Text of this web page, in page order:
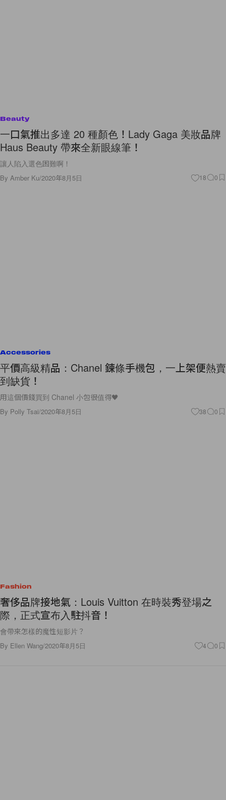
Beauty
一口氣推出多達 20 種顏色！Lady Gaga 美妝品牌
Haus Beauty 帶來全新眼線筆！
讓人陷入選色困難啊！
By Amber Ku/2020年8月5日 18 0
Accessories
平價高級精品：Chanel 鍊條手機包，一上架便熱賣
到缺貨！
用這個價錢買到 Chanel 小包很值得🖤
By Polly Tsai/2020年8月5日 38 0
Fashion
奢侈品牌接地氣：Louis Vuitton 在時裝秀登場之
際，正式宣布入駐抖音！
會帶來怎樣的魔性短影片？
By Ellen Wang/2020年8月5日 4 0